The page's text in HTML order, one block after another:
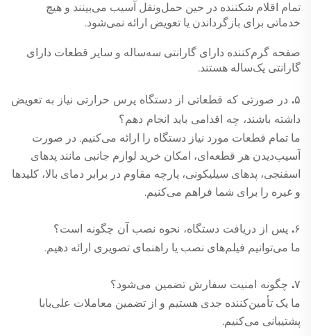
تمام اقلام شکننده در حین حمل‌ونقل آسیب می‌بینند و هیچ
خدماتی برای بازگرداندن یا تعویض ارائه نمی‌شود.
صفحه گرم‌کننده دارای گارانتی سه‌ساله و سایر قطعات دارای
گارانتی یک‌ساله هستند.
۵. در صورتی که قطعاتی از دستگاه پرس حرارتی نیاز به تعویض
داشته باشند، چه اقدامی باید انجام دهم؟
ما تمام قطعات مورد نیاز دستگاه را ارائه می‌کنیم. در صورت
آسیب‌دیدن هر قطعه‌ای، امکان خرید لوازم جانبی مانند پدهای
اسفنجی، پدهای سیلیکونی، پارچه مقاوم در برابر دمای بالا، کلیدها
و غیره را برای شما فراهم می‌کنیم.
۶. پس از دریافت دستگاه، نحوه نصب آن چگونه است؟
ما می‌توانیم فیلم‌های نصب یا راهنمای تصویری ارائه دهیم.
۷. چگونه امنیت سفارش تضمین می‌شود؟
ما یک تأمین‌کننده جدی هستیم و از تضمین معاملات علی‌بابا
پشتیبانی می‌کنیم.